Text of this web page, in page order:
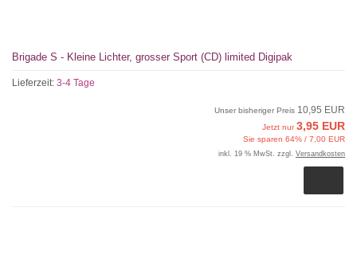
Brigade S - Kleine Lichter, grosser Sport (CD) limited Digipak
Lieferzeit: 3-4 Tage
Unser bisheriger Preis 10,95 EUR
Jetzt nur3,95 EUR
Sie sparen 64% / 7,00 EUR
inkl. 19 % MwSt. zzgl. Versandkosten